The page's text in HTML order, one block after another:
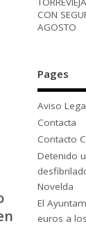
CON
AGOSTO
Pages
Aviso
Contacta
Contacto
Detenido
Novelda
El
euros a